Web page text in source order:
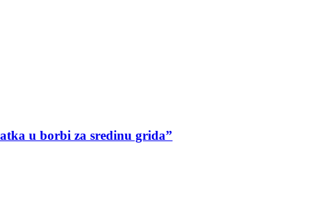
u borbi za sredinu grida”